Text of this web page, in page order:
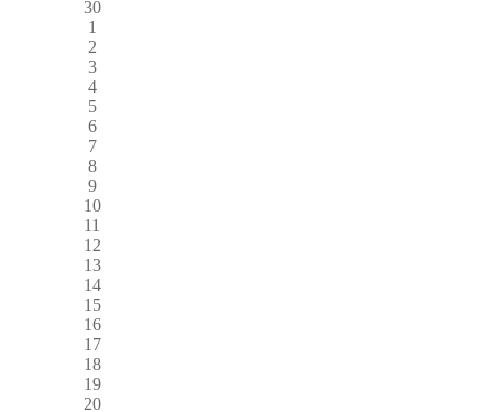
30
1
2
3
4
5
6
7
8
9
10
11
12
13
14
15
16
17
18
19
20